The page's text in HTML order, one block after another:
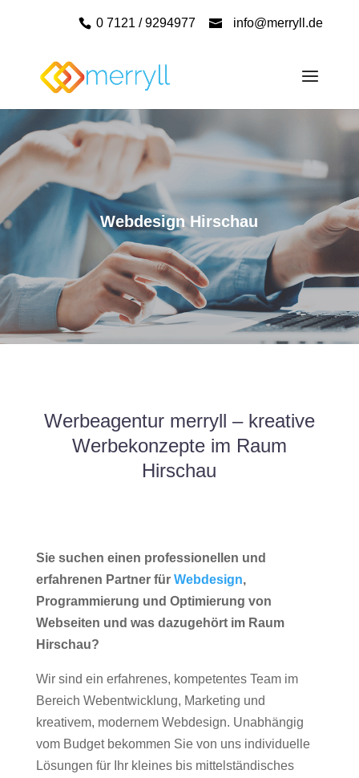
0 7121 / 9294977 info@merryll.de
Webdesign Hirschau
Werbeagentur merryll – kreative
Werbekonzepte im Raum
Hirschau
Sie suchen einen professionellen und
erfahrenen Partner für Webdesign,
Programmierung und Optimierung von
Webseiten und was dazugehört im Raum
Hirschau?
Wir sind ein erfahrenes, kompetentes Team im
Bereich Webentwicklung, Marketing und
kreativem, modernem Webdesign. Unabhängig
vom Budget bekommen Sie von uns individuelle
Lösungen für Ihr kleines bis mittelständisches